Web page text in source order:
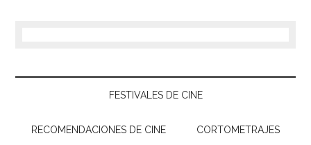
FESTIVALES DE CINE
RECOMENDACIONES DE CINE CORTOMETRAJES